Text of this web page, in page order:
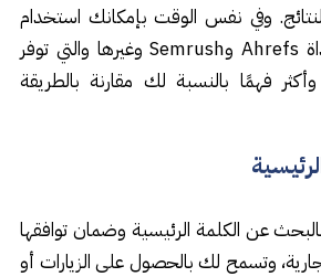
وفي نفس الوقت بإمكانك استخدام
بعض الأدوات مثل أداة Ahrefs وSemrush وغيرها والتي توفر
فهمًا بالنسبة لك مقارنة بالطريقة
عن الكلمة الرئيسية وضمان توافقها
وتسمح لك بالحصول على الزيارات أو